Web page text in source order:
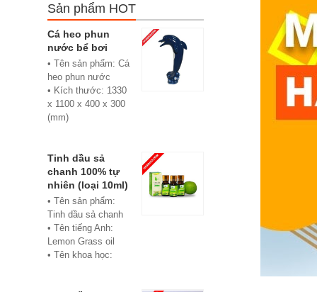
Sản phẩm HOT
Cá heo phun
nước bể bơi
• Tên sản phẩm: Cá
heo phun nước
• Kích thước: 1330
x 1100 x 400 x 300
(mm)
Composite
• Phân phối:
Hoabico
Tinh dầu sả
chanh 100% tự
nhiên (loại 10ml)
• Tên sản phẩm:
Tinh dầu sả chanh
• Tên tiếng Anh:
Lemon Grass oil
• Tên khoa học: